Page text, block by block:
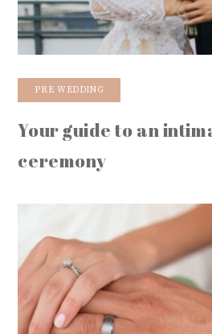
PRE WEDDING
Your guide to an
ceremony